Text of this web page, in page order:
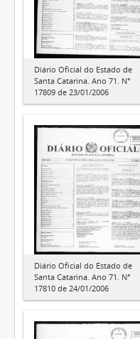
Diário Oficial do Estado de
Santa Catarina. Ano 71. N°
17809 de 23/01/2006
Diário Oficial do Estado de
Santa Catarina. Ano 71. N°
17810 de 24/01/2006